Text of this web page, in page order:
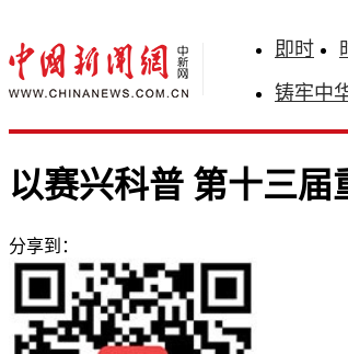
即时
铸牢中
以赛兴科普 第十三
分享到：